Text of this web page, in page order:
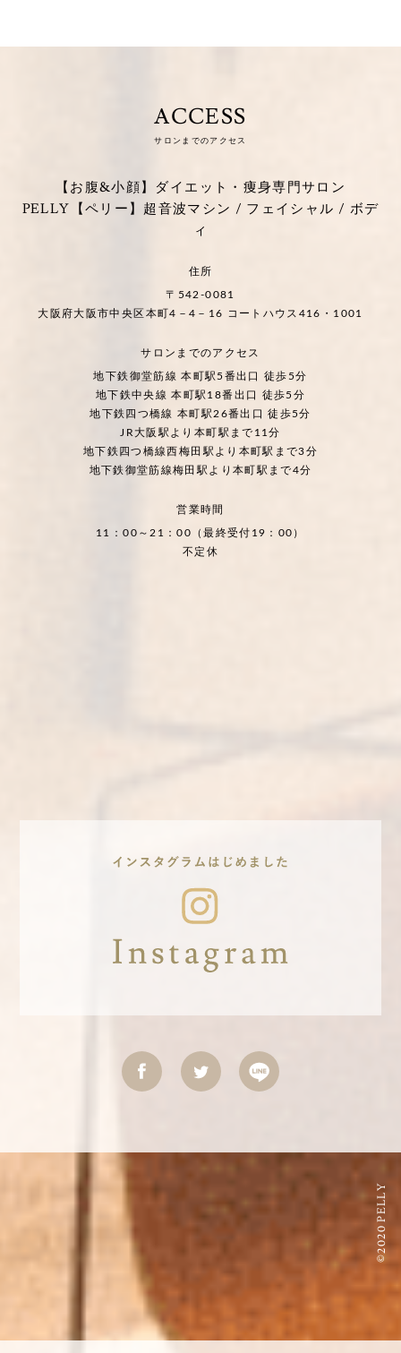
ACCESS
サロンまでのアクセス
【お腹&小顔】ダイエット・痩身専門サロン
PELLY【ペリー】超音波マシン / フェイシャル / ボデ
ィ
住所
〒542-0081
大阪府大阪市中央区本町4－4－16 コートハウス416・1001
サロンまでのアクセス
地下鉄御堂筋線 本町駅5番出口 徒歩5分
地下鉄中央線 本町駅18番出口 徒歩5分
地下鉄四つ橋線 本町駅26番出口 徒歩5分
JR大阪駅より本町駅まで11分
地下鉄四つ橋線西梅田駅より本町駅まで3分
地下鉄御堂筋線梅田駅より本町駅まで4分
営業時間
11：00～21：00（最終受付19：00）
不定休
©2020 PELLY